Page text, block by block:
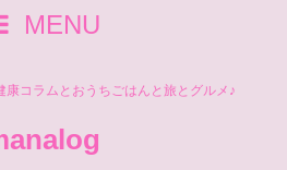
MENU
コラムとおうちごはんと旅とグルメ♪